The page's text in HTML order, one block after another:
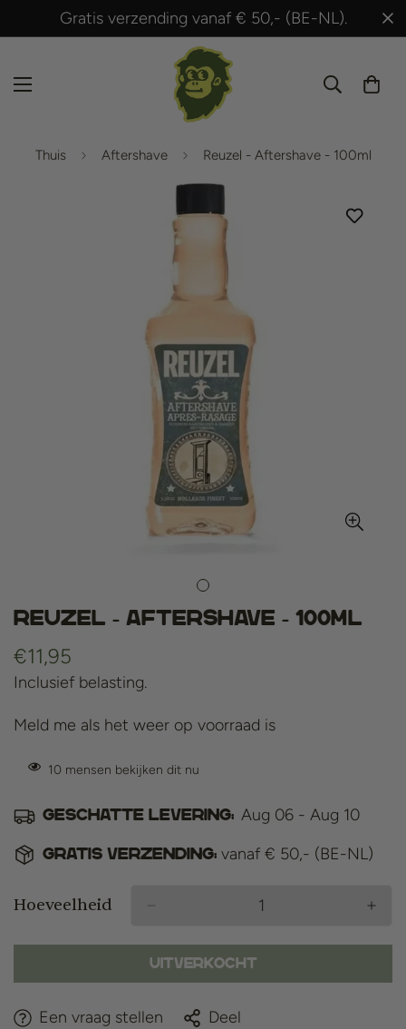
Gratis verzending vanaf € 50,- (BE-NL).
Thuis Aftershave Reuzel - Aftershave - 100ml
Reuzel - Aftershave - 100ml
Normale
prijs
€11,95
Inclusief belasting.
Meld me als het weer op voorraad is
10 mensen bekijken dit nu
Geschatte levering: Aug 06 - Aug 10
Gratis verzending: vanaf € 50,- (BE-NL)
Hoeveelheid
Uitverkocht
Een vraag stellen Deel